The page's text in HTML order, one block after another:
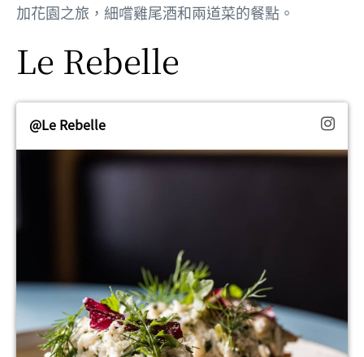
加花園之旅，細嚐雞尾酒和兩道菜的餐點。
Le Rebelle
@Le Rebelle